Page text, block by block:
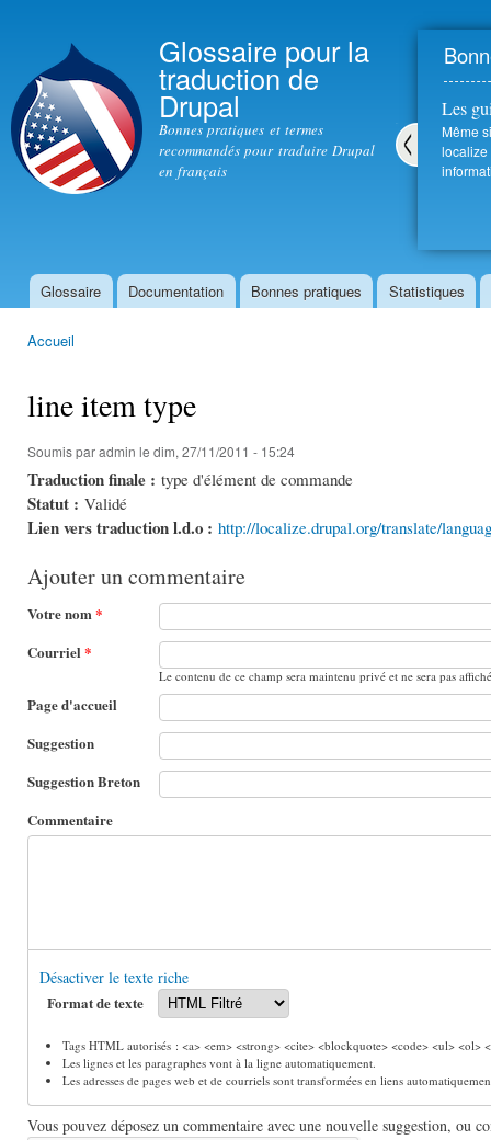
Glossaire pour la
traduction de
Drupal
Bonnes pratiques et termes
recommandés pour traduire Drupal
en français
Les
Même
localize
Menu principal
Glossaire Documentation Bonnes pratiques Statistiques
Accueil
line item type
Soumis paradmin le dim, 27/11/2011 - 15:24
Traduction finale : type d'élément de commande
Statut : Validé
Lien vers traduction l.d.o : http://localize.drupal.org/translate/
Ajouter un commentaire
Votre nom*
Courriel *
Le contenu de ce champ sera maintenu privé et ne sera pas
Page d'accueil
Suggestion
Suggestion Breton
Commentaire
Désactiver le texte riche
Format de texte
Tags HTML autorisés : <a> <em> <strong> <cite> <blockquote> <code> <ul>
Les lignes et les paragraphes vont à la ligne automatiquement.
Les adresses de pages web et de courriels sont transformées en liens
Vous pouvez déposez un commentaire avec une nouvelle suggestion, ou